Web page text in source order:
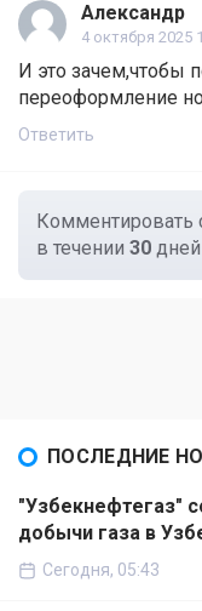
Александр
4 октября 2025
И это зачем,чтобы
переоформление
Ответить
Комментировать
в течении 30
ПОСЛЕДНИЕ
"Узбекнефтегаз"
добычи газа в
Сегодня, 05:43